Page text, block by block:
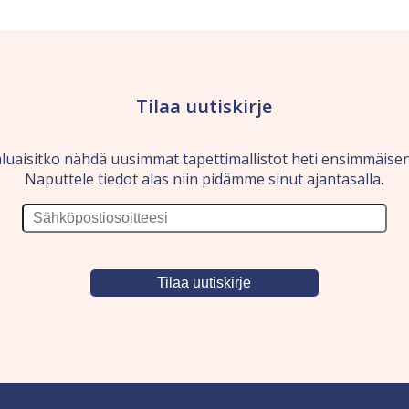
Tilaa uutiskirje
nähdä uusimmat tapettimallistot heti
Naputtele tiedot alas niin pidämme sinut ajantasalla.